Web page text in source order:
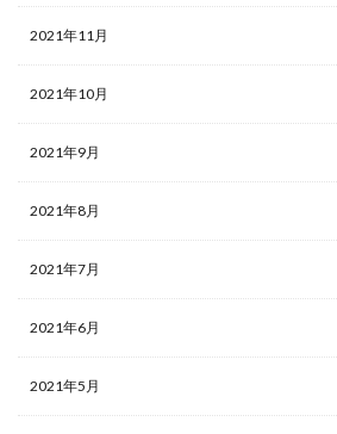
2021年11月
2021年10月
2021年9月
2021年8月
2021年7月
2021年6月
2021年5月